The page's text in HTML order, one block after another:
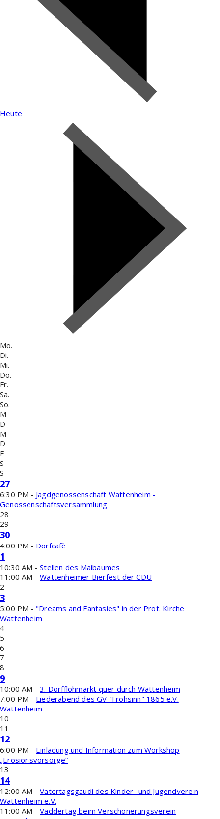
Heute
Mo.
Di.
Mi.
Do.
Fr.
Sa.
So.
M
D
M
D
F
S
S
27
6:30 PM - Jagdgenossenschaft Wattenheim -
Genossenschaftsversammlung
28
29
30
4:00 PM - Dorfcafè
1
10:30 AM -Stellen des Maibaumes
11:00 AM -Wattenheimer Bierfest der CDU
2
3
5:00 PM - "Dreams and Fantasies" in der Prot. Kirche
Wattenheim
4
5
6
7
8
9
10:00 AM -3. Dorfflohmarkt quer durch Wattenheim
7:00 PM - Liederabend des GV "Frohsinn" 1865 e.V.
Wattenheim
10
11
12
6:00 PM - Einladung und Information zum Workshop
„Erosionsvorsorge“
13
14
12:00 AM -Vatertagsgaudi des Kinder- und Jugendverein
Wattenheim e.V.
11:00 AM -Vaddertag beim Verschönerungsverein